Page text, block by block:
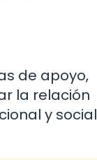
de apoyo,
la relación
y social